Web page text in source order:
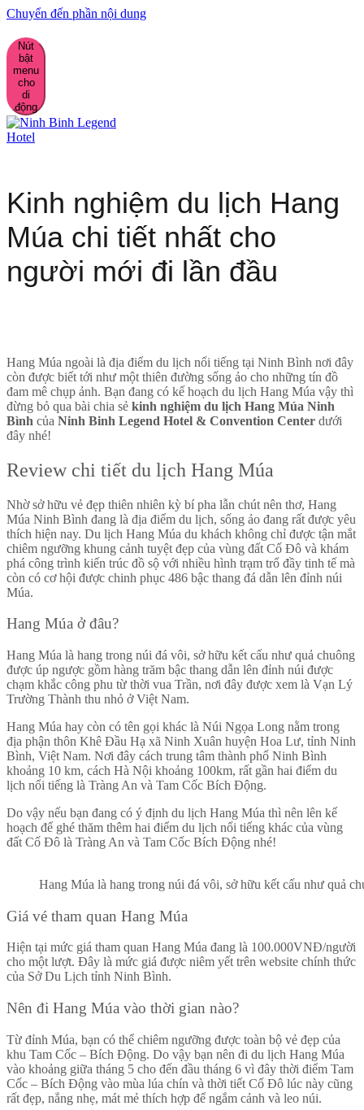
Chuyển đến phần nội dung
Nút
bật
menu
cho
di
động
Kinh nghiệm du lịch Hang
Múa chi tiết nhất cho
người mới đi lần đầu
Hang Múa ngoài là địa điểm du lịch nổi tiếng tại Ninh Bình nơi đây
còn được biết tới như một thiên đường sống ảo cho những tín đồ
đam mê chụp ảnh. Bạn đang có kế hoạch du lịch Hang Múa vậy thì
đừng bỏ qua bài chia sẻ kinh nghiệm du lịch Hang Múa Ninh
Bình của Ninh Binh Legend Hotel & Convention Center dưới
đây nhé!
Review chi tiết du lịch Hang Múa
Nhờ sở hữu vẻ đẹp thiên nhiên kỳ bí pha lẫn chút nên thơ, Hang
Múa Ninh Bình đang là địa điểm du lịch, sống ảo đang rất được yêu
thích hiện nay. Du lịch Hang Múa du khách không chỉ được tận mắt
chiêm ngưỡng khung cảnh tuyệt đẹp của vùng đất Cố Đô và khám
phá công trình kiến trúc đồ sộ với nhiều hình trạm trổ đầy tinh tế mà
còn có cơ hội được chinh phục 486 bậc thang đá dẫn lên đỉnh núi
Múa.
Hang Múa ở đâu?
Hang Múa là hang trong núi đá vôi, sở hữu kết cấu như quả chuông
được úp ngược gồm hàng trăm bậc thang dẫn lên đỉnh núi được
chạm khắc công phu từ thời vua Trần, nơi đây được xem là Vạn Lý
Trường Thành thu nhỏ ở Việt Nam.
Hang Múa hay còn có tên gọi khác là Núi Ngọa Long nằm trong
địa phận thôn Khê Đầu Hạ xã Ninh Xuân huyện Hoa Lư, tỉnh Ninh
Bình, Việt Nam. Nơi đây cách trung tâm thành phố Ninh Bình
khoảng 10 km, cách Hà Nội khoảng 100km, rất gần hai điểm du
lịch nổi tiếng là Tràng An và Tam Cốc Bích Động.
Do vậy nếu bạn đang có ý định du lịch Hang Múa thì nên lên kế
hoạch để ghé thăm thêm hai điểm du lịch nổi tiếng khác của vùng
đất Cố Đô là Tràng An và Tam Cốc Bích Động nhé!
Hang Múa là hang trong núi đá vôi, sở hữu kết cấu như quả
Giá vé tham quan Hang Múa
Hiện tại mức giá tham quan Hang Múa đang là 100.000VNĐ/người
cho một lượt. Đây là mức giá được niêm yết trên website chính thức
của Sở Du Lịch tỉnh Ninh Bình.
Nên đi Hang Múa vào thời gian nào?
Từ đỉnh Múa, bạn có thể chiêm ngưỡng được toàn bộ vẻ đẹp của
khu Tam Cốc – Bích Động. Do vậy bạn nên đi du lịch Hang Múa
vào khoảng giữa tháng 5 cho đến đầu tháng 6 vì đây thời điểm Tam
Cốc – Bích Động vào mùa lúa chín và thời tiết Cố Đô lúc này cũng
rất đẹp, nắng nhẹ, mát mẻ thích hợp để ngắm cảnh và leo núi.